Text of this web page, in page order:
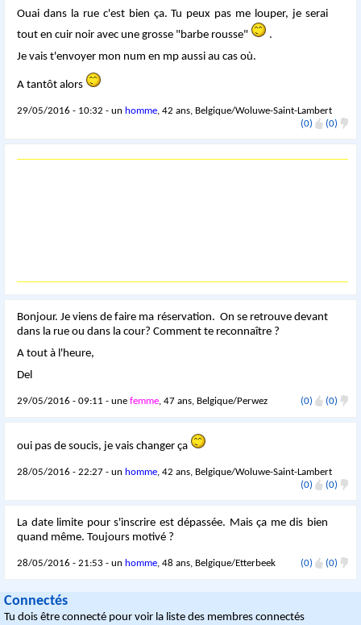
Ouai dans la rue c'est bien ça. Tu peux pas me louper, je serai
tout en cuir noir avec une grosse "barbe rousse"
.
Je vais t'envoyer mon num en mp aussi au cas où.
A tantôt alors
29/05/2016 - 10:32 - un homme, 42 ans, Belgique/Woluwe-Saint-Lambert
(0)
(0)
Bonjour. Je viens de faire ma réservation. On se retrouve devant
dans la rue ou dans la cour? Comment te reconnaître ?
A tout à l'heure,
Del
29/05/2016 - 09:11 - unefemme, 47 ans, Belgique/Perwez (0) (0)
oui pas de soucis, je vais changer ça
28/05/2016 - 22:27 - un homme, 42 ans, Belgique/Woluwe-Saint-Lambert
(0)
(0)
La date limite pour s'inscrire est dépassée. Mais ça me dis bien
quand même. Toujours motivé ?
28/05/2016 - 21:53 - un homme, 48 ans, Belgique/Etterbeek (0) (0)
Connectés
Tu dois être connecté pour voir la liste des membres connectés